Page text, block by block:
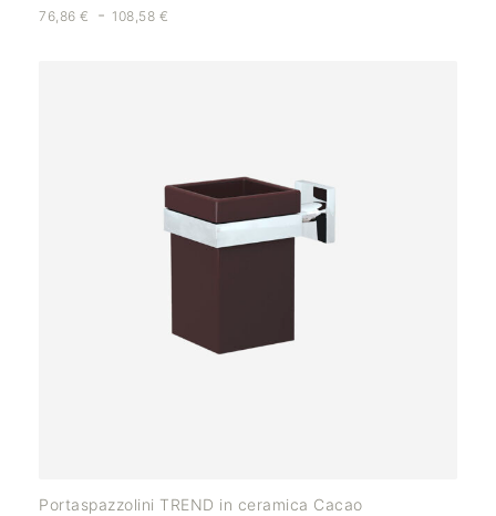
76,86 € - 108,58 €
Portaspazzolini TREND in ceramica Cacao